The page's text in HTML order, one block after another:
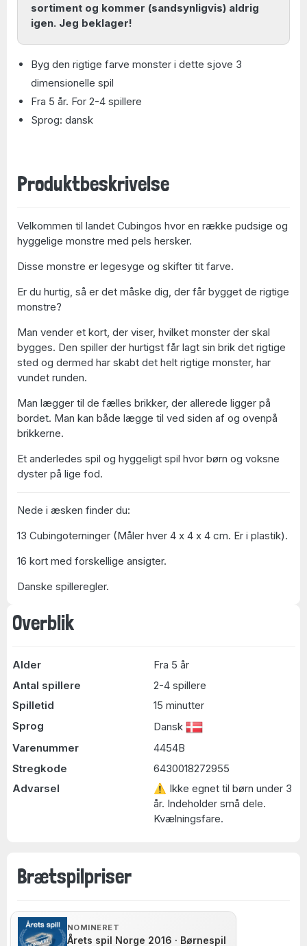
Overblik
Alder
Fra 5 år
Antal spillere
2-4 spillere
Spilletid
15 minutter
Sprog
Dansk
Varenummer
4454B
Stregkode
6430018272955
Advarsel
⚠ Ikke egnet til børn under 3
år. Indeholder små dele.
Kvælningsfare.
Brætspilpriser
NOMINERET
Årets spil Norge 2016 · Børnespil
sortiment og kommer (sandsynligvis) aldrig
igen. Jeg beklager!
Byg den rigtige farve monster i dette sjove 3
dimensionelle spil
Fra 5 år. For 2-4 spillere
Sprog: dansk
Produktbeskrivelse
Velkommen til landet Cubingos hvor en række pudsige og
hyggelige monstre med pels hersker.
Disse monstre er legesyge og skifter tit farve.
Er du hurtig, så er det måske dig, der får bygget de rigtige
monstre?
Man vender et kort, der viser, hvilket monster der skal
bygges. Den spiller der hurtigst får lagt sin brik det rigtige
sted og dermed har skabt det helt rigtige monster, har
vundet runden.
Man lægger til de fælles brikker, der allerede ligger på
bordet. Man kan både lægge til ved siden af og ovenpå
brikkerne.
Et anderledes spil og hyggeligt spil hvor børn og voksne
dyster på lige fod.
Nede i æsken finder du:
13 Cubingoterninger (Måler hver 4 x 4 x 4 cm. Er i plastik).
16 kort med forskellige ansigter.
Danske spilleregler.